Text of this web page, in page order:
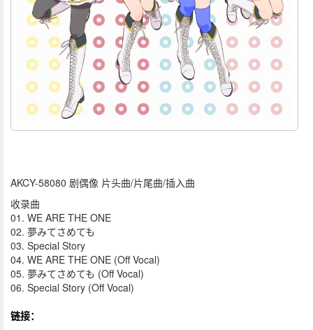
AKCY-58080 剧偶像 片头曲/片尾曲/插入曲
收录曲
01. WE ARE THE ONE
02. 夢みてさめても
03. Special Story
04. WE ARE THE ONE (Off Vocal)
05. 夢みてさめても (Off Vocal)
06. Special Story (Off Vocal)
链接：